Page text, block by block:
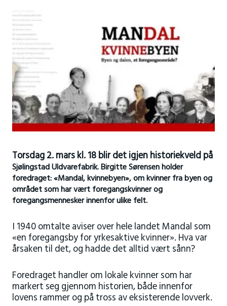
Torsdag 2. mars kl. 18 blir det igjen historiekveld på
Sjølingstad Uldvarefabrik.Birgitte Sørensen holder
foredraget: «Mandal, kvinnebyen», om kvinner fra byen og
området som har vært foregangskvinner og
foregangsmennesker innenfor ulike felt.
I 1940 omtalte aviser over hele landet Mandal som
«en foregangsby for yrkesaktive kvinner». Hva var
årsaken til det, og hadde det alltid vært sånn?
Foredraget handler om lokale kvinner som har
markert seg gjennom historien, både innenfor
lovens rammer og på tross av eksisterende lovverk.